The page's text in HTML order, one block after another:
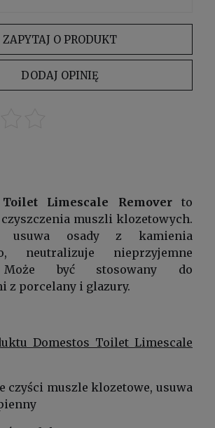
ZAPYTAJ O PRODUKT
DODAJ OPINIĘ
Toilet Limescale Removerto
muszli klozetowych.
usuwa osady z kamienia
neutralizuje nieprzyjemne
Może być stosowany do
z porcelany i glazury.
Domestos Toilet Limescale
czyści muszle klozetowe, usuwa